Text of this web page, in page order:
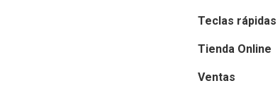
Teclas rápidas
Tienda Online
Ventas